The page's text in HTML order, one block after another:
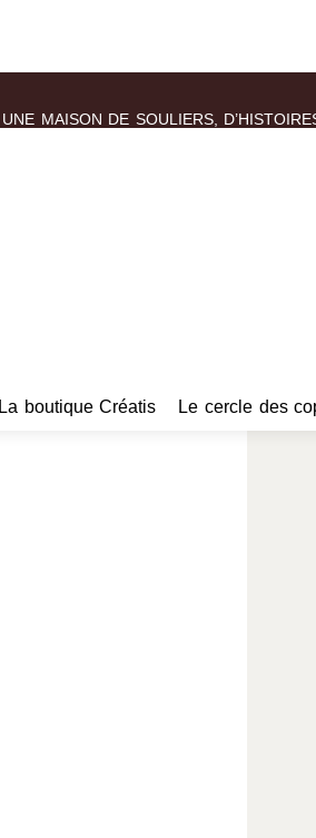
UNE MAISON DE SOULIERS,
La boutique Créatis Le cercle des